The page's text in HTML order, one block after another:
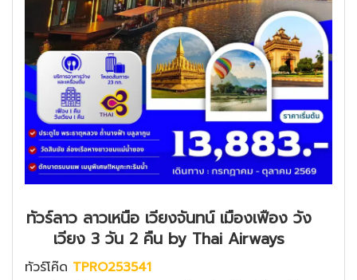
ทัวร์ลาว ลาวเหนือ เวียงจันทน์ เมืองเฟือง วัง
เวียง 3 วัน 2 คืน by Thai Airways
ทัวร์โค๊ด TPRO253541